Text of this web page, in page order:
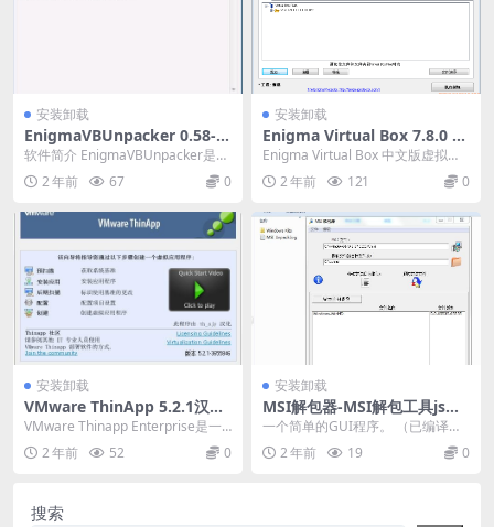
安装卸载
EnigmaVBUnpacker 0.58-E
nigma Virtual Box 文件解包
器
软件简介 EnigmaVBUnpacker是针
对Enigma Virtual B...
2 年前 67 0
安装卸载
Enigma Virtual Box 7.8.0 中
文版-文件打包系统,文件虚拟
化工具
Enigma Virtual Box 中文版虚拟文
件打包系统可以将您的程序和配
套...2 年前 121 0
安装卸载
VMware ThinApp 5.2.1汉化
版-5.2.6英文版-制作绿色软件
VMware Thinapp Enterprise是一
款非常专业实用的应用虚拟化...
2 年前 52 0
安装卸载
MSI解包器-MSI解包工具jsms
ix 1.19.01 汉化版
一个简单的GUI程序。 （已编译的E
XE文件。） 在所有Windows版本上
运行...2 年前 19 0
搜索